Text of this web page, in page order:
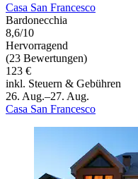
Casa San Francesco
Bardonecchia
8,6/10
Hervorragend
(23 Bewertungen)
123 €
inkl. Steuern & Gebühren
26. Aug.–27. Aug.
Casa San Francesco